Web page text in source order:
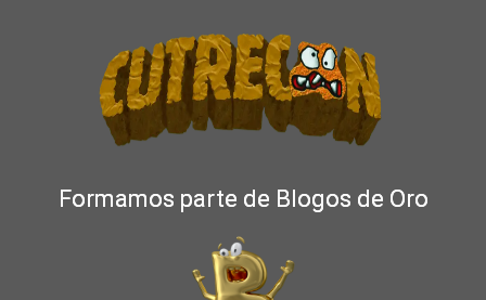
Formamos parte de Blogos de Oro